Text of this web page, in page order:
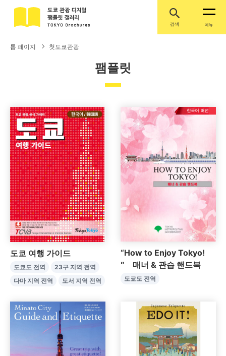
검색 메뉴
톱 페이지 첫도쿄관광
팸플릿
도쿄 여행 가이드
도쿄도 전역
23구 지역 전역
다마 지역 전역
도서 지역 전역
“How to Enjoy Tokyo!
″ 매너 & 관습 핸드북
도쿄도 전역